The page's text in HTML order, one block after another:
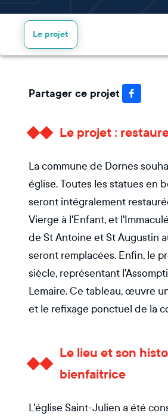
Le projet
Partager ce projet
Le projet :
La commune de Dornes
église. Toutes les statues en
seront intégralement
Vierge à l'Enfant, et
de St Antoine et St Augustin
seront remplacées. Enfin, le
siècle, représentant
Lemaire. Ce tableau, œuvre
et le refixage ponctuel de la
Le lieu et son
bienfaitrice
L'église Saint-Julien a été